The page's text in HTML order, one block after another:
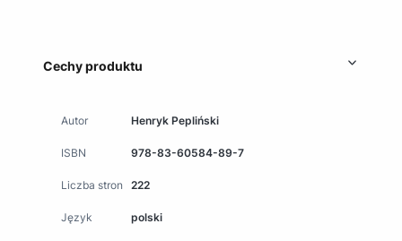
Cechy produktu
Autor Henryk Pepliński
ISBN 978-83-60584-89-7
Liczba stron 222
Język polski